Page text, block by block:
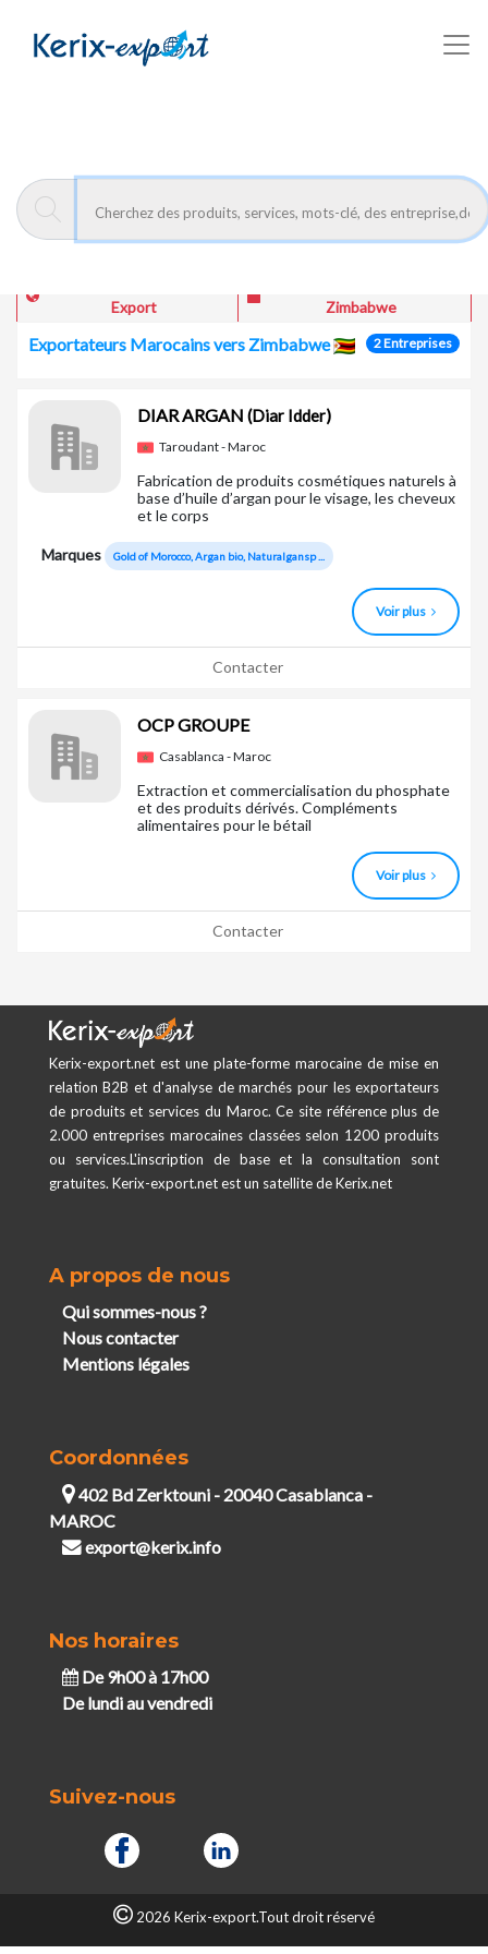
Kerix-export Pays : Zimbabwe
Export
Zimbabwe
Exportateurs Marocains vers Zimbabwe 2 Entreprises
DIAR ARGAN (Diar Idder)
Taroudant - Maroc
Fabrication de produits cosmétiques naturels à
base d’huile d’argan pour le visage, les cheveux
et le corps
Marques Gold of Morocco, Argan bio, Naturalgansp ...
Voir plus
Contacter
OCP GROUPE
Casablanca - Maroc
Extraction et commercialisation du phosphate
et des produits dérivés. Compléments
alimentaires pour le bétail
Voir plus
Contacter
Kerix-export.net est une plate-forme marocaine de mise en
relation B2B et d'analyse de marchés pour les exportateurs
de produits et services du Maroc. Ce site référence plus de
2.000 entreprises marocaines classées selon 1200 produits
ou services.L'inscription de base et la consultation sont
gratuites. Kerix-export.net est un satellite de Kerix.net
A propos de nous
Qui sommes-nous ?
Nous contacter
Mentions légales
Coordonnées
402 Bd Zerktouni - 20040 Casablanca -
MAROC
export@kerix.info
Nos horaires
De 9h00 à 17h00
De lundi au vendredi
Suivez-nous
2026 Kerix-export.Tout droit réservé